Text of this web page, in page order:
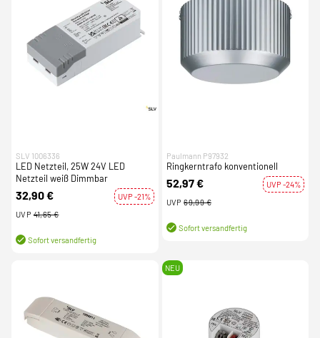
SLV 1006336
LED Netzteil, 25W 24V LED
Netzteil weiß Dimmbar
32,90 €
UVP -21%
UVP 41,65 €
Sofort versandfertig
Paulmann P97932
Ringkerntrafo konventionell
52,97 €
UVP -24%
UVP 69,99 €
Sofort versandfertig
NEU